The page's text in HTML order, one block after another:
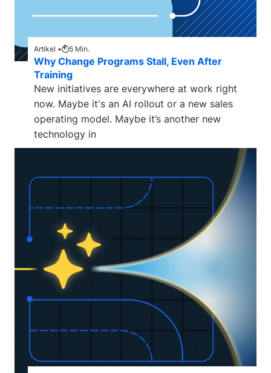
Artikel • 5 Min.
Why Change Programs Stall, Even After
Training
New initiatives are everywhere at work right
now. Maybe it's an AI rollout or a new sales
operating model. Maybe it’s another new
technology in